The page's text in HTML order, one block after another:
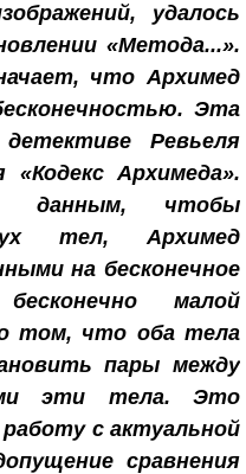
удалось
«Метода...».
что Архимед
Эта
Ревьеля
Архимеда».
данным, чтобы
тел, Архимед
на бесконечное
малой
том, что оба тела
пары между
эти тела. Это
с актуальной
сравнения